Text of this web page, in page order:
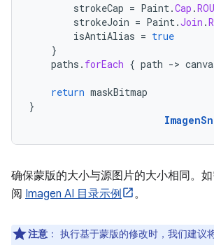
strokeCap = Paint.Cap .
strokeJoin = Paint.Join .
isAntiAlias = true
}
paths . forEach { path ->
return maskBitmap
}
确保蒙版的大小与源图片的大小相同。
阅 Imagen AI 目录示例 。
注意 ： 执行基于蒙版的修改时，我们建议